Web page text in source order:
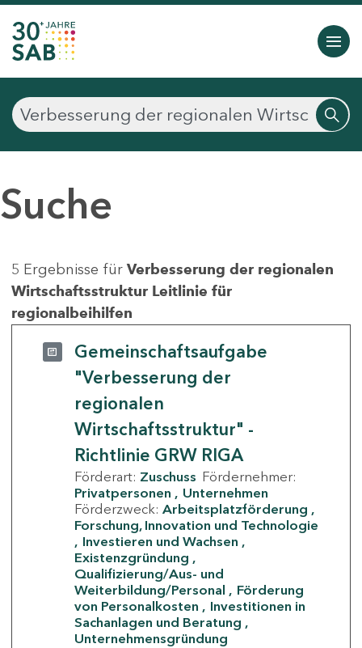
Suche
5 Ergebnisse für Verbesserung der regionalen
Wirtschaftsstruktur Leitlinie für
regionalbeihilfen
Gemeinschaftsaufgabe
"Verbesserung der
regionalen
Wirtschaftsstruktur" -
Richtlinie GRW RIGA
Förderart: Zuschuss Fördernehmer:
Privatpersonen
Unternehmen
Förderzweck: Arbeitsplatzförderung
Forschung, Innovation und Technologie
Investieren und Wachsen
Existenzgründung
Qualifizierung/Aus- und
Weiterbildung/Personal
Förderung
von Personalkosten
Investitionen in
Sachanlagen und Beratung
Unternehmensgründung